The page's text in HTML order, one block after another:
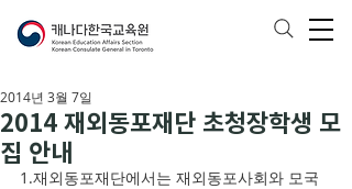
2014 재외동포재단 초청장학생 모
집 안내
2014년 3월 7일
1.재외동포재단에서는 재외동포사회와 모국